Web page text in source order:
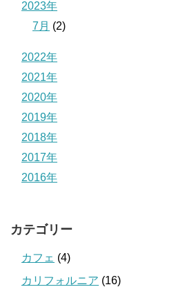
2023年
7月 (2)
2022年
2021年
2020年
2019年
2018年
2017年
2016年
カテゴリー
カフェ (4)
カリフォルニア (16)